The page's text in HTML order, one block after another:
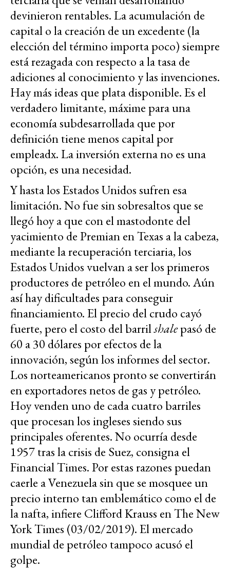
devinieron rentables. La acumulación de
capital o la creación de un excedente (la
elección del término importa poco) siempre
está rezagada con respecto a la tasa de
adiciones al conocimiento y las invenciones.
Hay más ideas que plata disponible. Es el
verdadero limitante, máxime para una
economía subdesarrollada que por
definición tiene menos capital por
empleadx. La inversión externa no es una
opción, es una necesidad.
Y hasta los Estados Unidos sufren esa
limitación. No fue sin sobresaltos que se
llegó hoy a que con el mastodonte del
yacimiento de Premian en Texas a la cabeza,
mediante la recuperación terciaria, los
Estados Unidos vuelvan a ser los primeros
productores de petróleo en el mundo. Aún
así hay dificultades para conseguir
financiamiento. El precio del crudo cayó
fuerte, pero el costo del barrilshalepasó de
60 a 30 dólares por efectos de la
innovación, según los informes del sector.
Los norteamericanos pronto se convertirán
en exportadores netos de gas y petróleo.
Hoy venden uno de cada cuatro barriles
que procesan los ingleses siendo sus
principales oferentes. No ocurría desde
1957 tras la crisis de Suez, consigna el
Financial Times. Por estas razones puedan
caerle a Venezuela sin que se mosquee un
precio interno tan emblemático como el de
la nafta, infiere Clifford Krauss en The New
York Times (03/02/2019). El mercado
mundial de petróleo tampoco acusó el
golpe.